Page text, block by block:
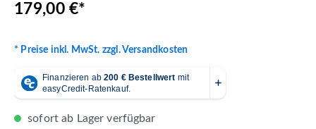
179,00 €*
* Preise inkl. MwSt. zzgl. Versandkosten
sofort ab Lager verfügbar